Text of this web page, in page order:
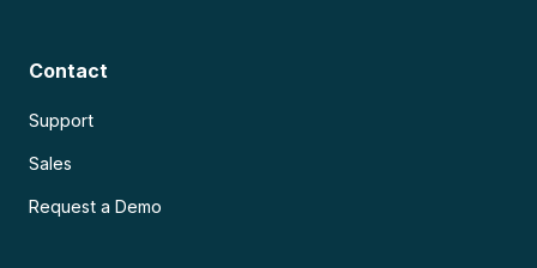
Contact
Support
Sales
Request a Demo